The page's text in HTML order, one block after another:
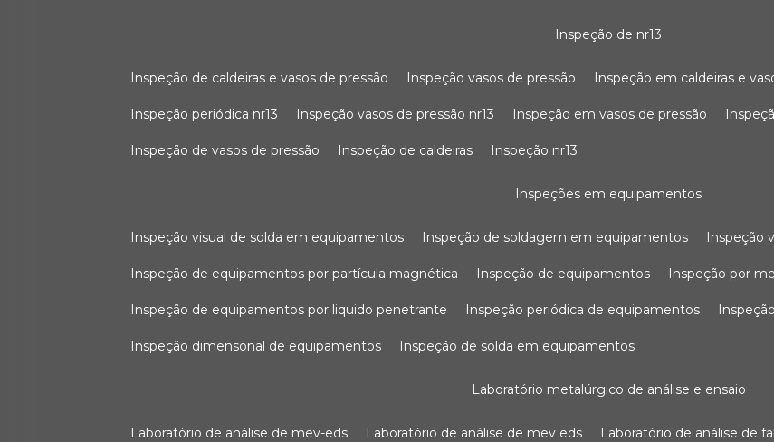
inspeção de nr13
inspeção de caldeiras e vasos de pressão inspeção vasos de pressão inspeção em caldeiras e
inspeção periódica nr13 inspeção vasos de pressão nr13 inspeção em vasos de pressão
inspeção de vasos de pressão inspeção de caldeiras inspeção nr13
inspeções em equipamentos
inspeção visual de solda em equipamentos inspeção de soldagem em equipamentos inspeção
inspeção de equipamentos por partícula magnética inspeção de equipamentos inspeção por
inspeção de equipamentos por liquido penetrante inspeção periódica de equipamentos
inspeção dimensonal de equipamentos inspeção de solda em equipamentos
laboratório metalúrgico de análise e ensaio
laboratório de análise de mev-eds laboratório de análise de mev eds laboratório de análise de